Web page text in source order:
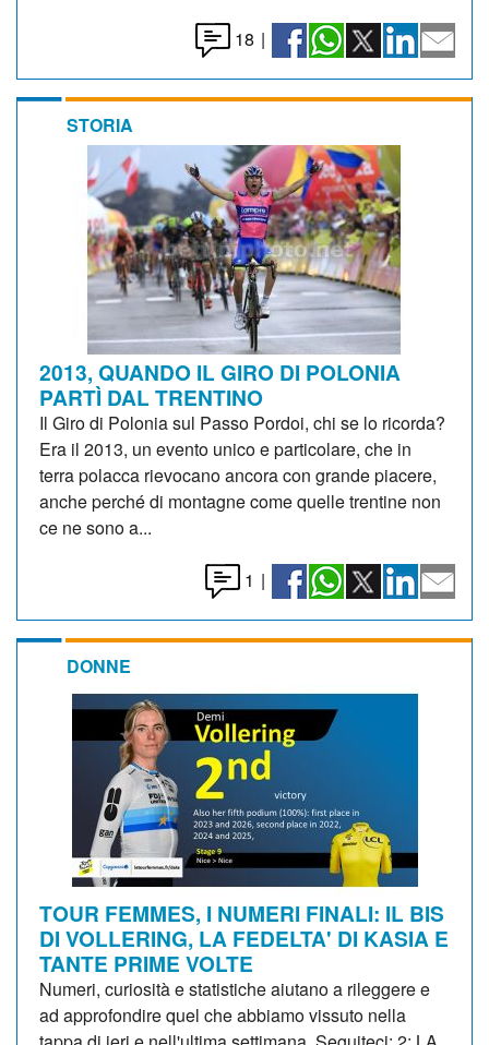
18 |
STORIA
2013, QUANDO IL GIRO DI POLONIA
PARTÌ DAL TRENTINO
Il Giro di Polonia sul Passo Pordoi, chi se lo ricorda?
Era il 2013, un evento unico e particolare, che in
terra polacca rievocano ancora con grande piacere,
anche perché di montagne come quelle trentine non
ce ne sono a...
1 |
DONNE
TOUR FEMMES, I NUMERI FINALI: IL BIS
DI VOLLERING, LA FEDELTA' DI KASIA E
TANTE PRIME VOLTE
Numeri, curiosità e statistiche aiutano a rileggere e
ad approfondire quel che abbiamo vissuto nella